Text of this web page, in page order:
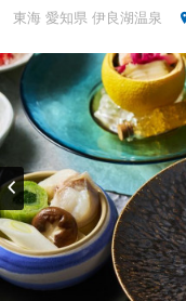
東海 愛知県 伊良湖温泉